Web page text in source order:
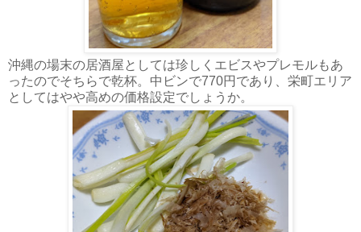
沖縄の場末の居酒屋としては珍しくエビスやプレモルもあ
ったのでそちらで乾杯。中ビンで770円であり、栄町エリア
としてはやや高めの価格設定でしょうか。